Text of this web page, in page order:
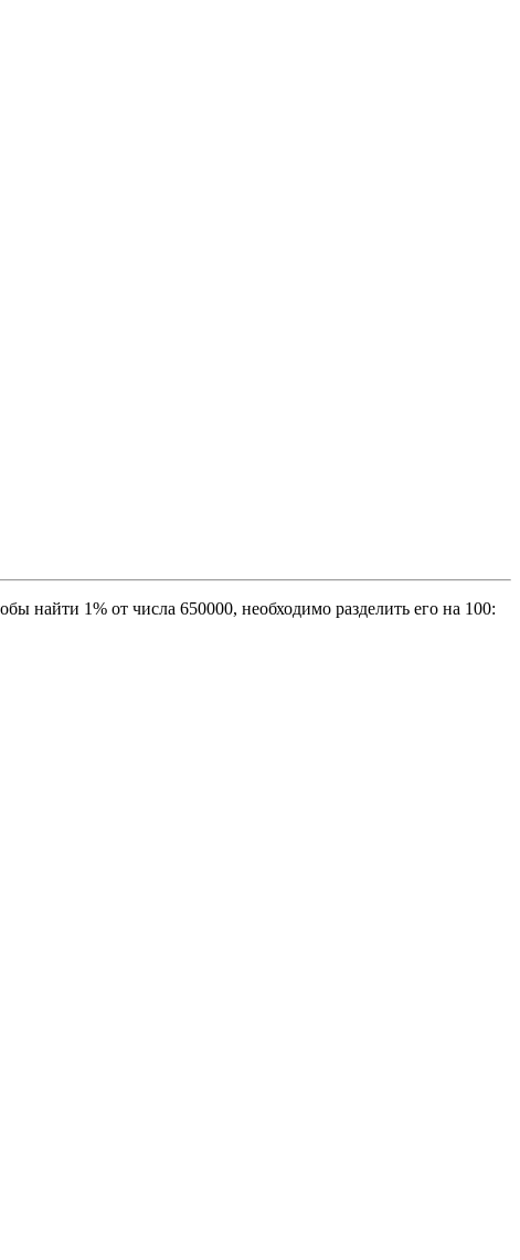
найти 1% от числа 650000, необходимо разделить его на 100: